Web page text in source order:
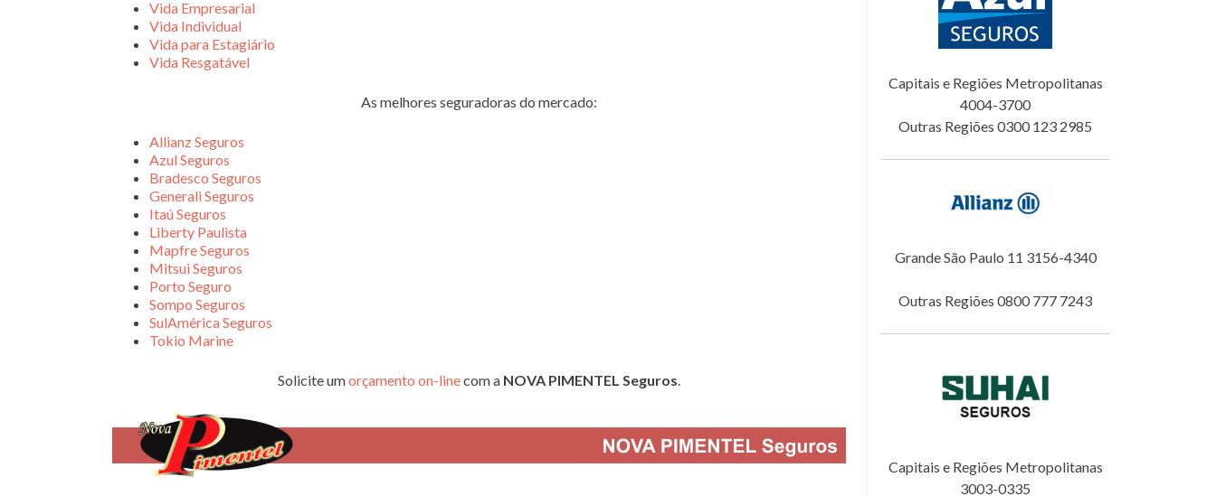
Vida Empresarial
Vida Individual
Vida para Estagiário
Vida Resgatável
As melhores seguradoras do mercado:
Allianz Seguros
Azul Seguros
Bradesco Seguros
Generali Seguros
Itaú Seguros
Liberty Paulista
Mapfre Seguros
Mitsui Seguros
Porto Seguro
Sompo Seguros
SulAmérica Seguros
Tokio Marine
Solicite umorçamento on-linecom a NOVA PIMENTEL Seguros.
Capitais e Regiões Metropolitanas
4004-3700
Outras Regiões 0300 123 2985
Grande São Paulo 11 3156-4340
Outras Regiões 0800 777 7243
Capitais e Regiões Metropolitanas
3003-0335